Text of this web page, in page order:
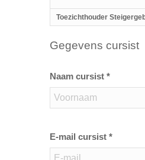
Toezichthouder
Gegevens cursist
Naam cursist *
E-mail cursist *